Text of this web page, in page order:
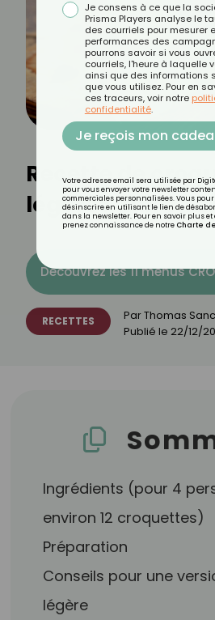
Recette de
légères aux
Découvrez les 11 menus
RECETTES ParThomas
Publié le 22/12/
Ingrédients (pour 4
environ 12 croquettes)
Préparation
Conseils pour une
légère
Je consens à ce que la
Prisma Players analyse le
des courriels pour mesurer
performances des
pourrons savoir si vous
courriels, l'heure à laquelle
ainsi que des informations
que vous utilisez. Pour en
ces traceurs, voir notre
confidentialité.
Je reçois mon
Votre adresse email sera utilisée par
pour vous envoyer votre newsletter
commerciales personnalisées. Vous
désinscrire en utilisant le lien de
dans la newsletter. Pour en savoir plus et
prenez connaissance de notre Charte